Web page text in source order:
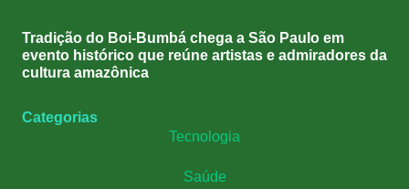
Tradição do Boi-Bumbá chega a São Paulo em
evento histórico que reúne artistas e admiradores da
cultura amazônica
Categorias
Tecnologia
Saúde